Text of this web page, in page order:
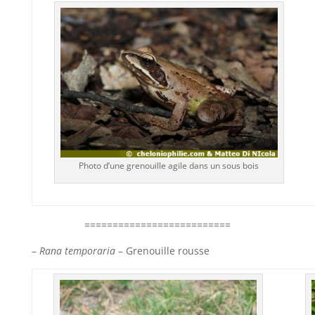
Photo d’une grenouille agile dans un sous bois
==========================
– Rana temporaria– Grenouille rousse